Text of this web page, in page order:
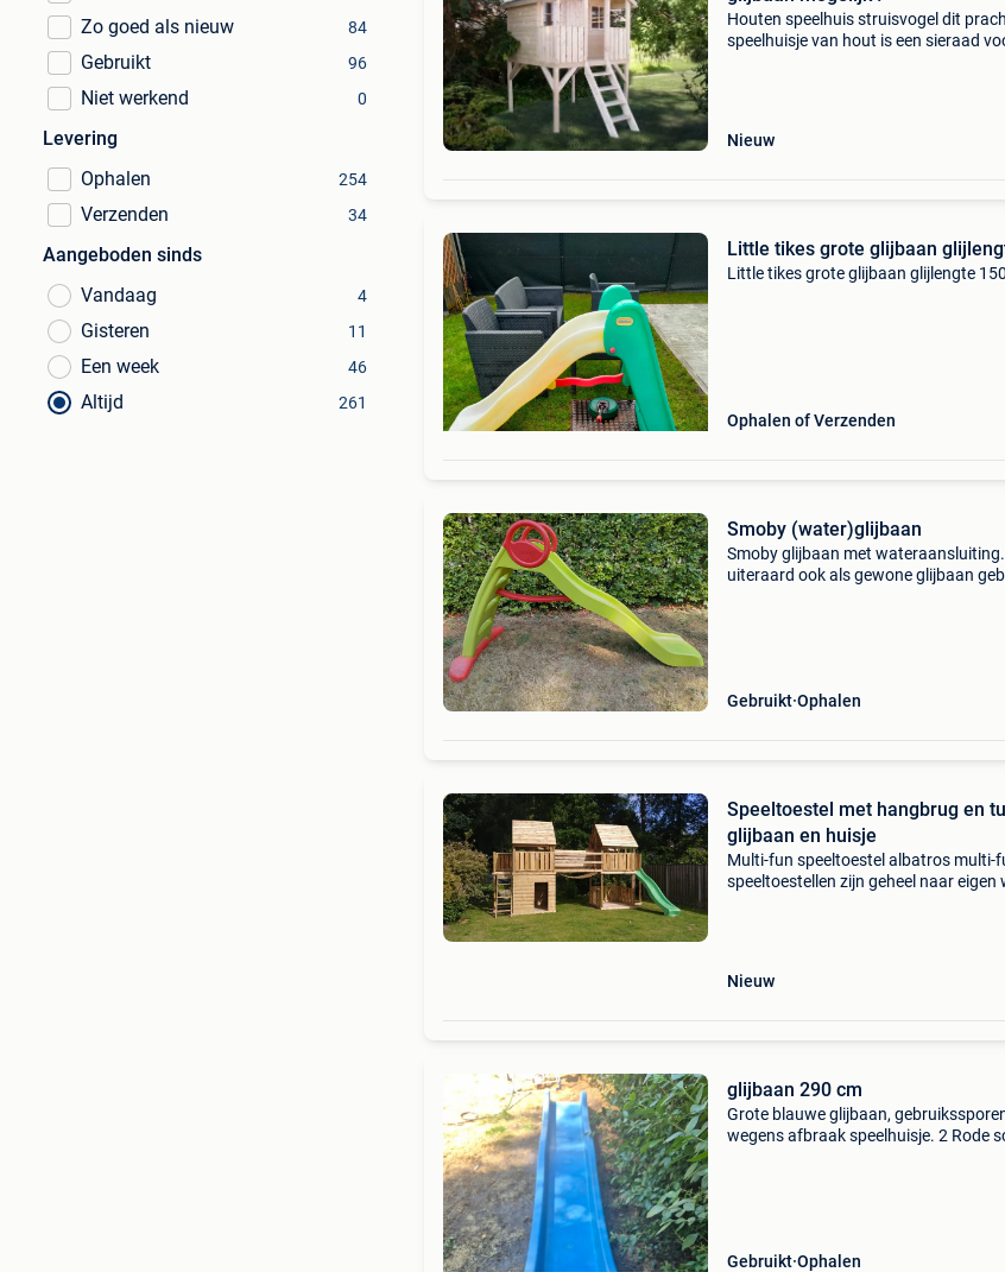
Zo goed als nieuw 84
Gebruikt 96
Niet werkend 0
Levering
Ophalen
254
Verzenden 34
Aangeboden sinds
Vandaag
4
Gisteren 11
Een week 46
Altijd 261
Houten speelhuis struisvogel dit
speelhuisje van hout is een sieraad
Nieuw
Little tikes grote glijbaan
Little tikes grote glijbaan glijlengte
Ophalen of Verzenden
Smoby (water)glijbaan
Smoby glijbaan met
uiteraard ook als gewone glijbaan
Gebruikt Ophalen
Speeltoestel met hangbrug en
glijbaan en huisje
Multi-fun speeltoestel albatros multi-
speeltoestellen zijn geheel naar eigen
Nieuw
glijbaan 290 cm
Grote blauwe glijbaan,
wegens afbraak speelhuisje. 2 Rode
Gebruikt Ophalen